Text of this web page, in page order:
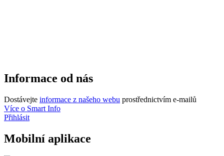
Informace od nás
Dostávejte informace z našeho webu prostřednictvím e-mailů
Více o Smart Info
Přihlásit
Mobilní aplikace